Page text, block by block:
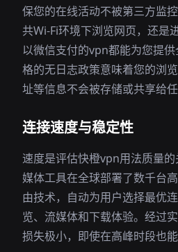
保您的在线活动不被第三方监
共Wi-Fi环境下浏览网页，还是
以微信支付的vpn都能为您提
格的无日志政策意味着您的浏
址等信息不会被存储或共享给任
连接速度与稳定性
速度是评估快橙vpn用法质量
媒体工具在全球部署了数千台
由技术，自动为用户选择最优
览、流媒体和下载体验。经过
损失极小，即使在高峰时段也